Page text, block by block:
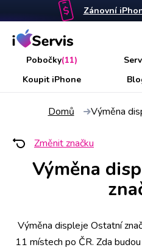
Zánovní
Pobočky(11)
Koupit iPhone
Domů Výměna
Změnit značku
Výměna
Výměna displeje Ostatní
11 místech po ČR. Zda